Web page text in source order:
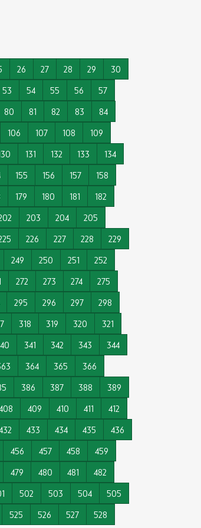
26 27 28 29
30
53 54 55 56
57
80 81 82 83
84
106 107 108
109
131 132 133
134
155 156 157
158
179 180 181
182
203 204
205
226 227 228
229
249 250 251
252
272 273 274
275
295 296 297
298
318 319 320
321
341 342 343
344
364 365
366
386 387 388
389
409 410 411
412
433 434 435
436
456 457 458
459
479 480 481
482
502 503 504
505
525 526 527 528